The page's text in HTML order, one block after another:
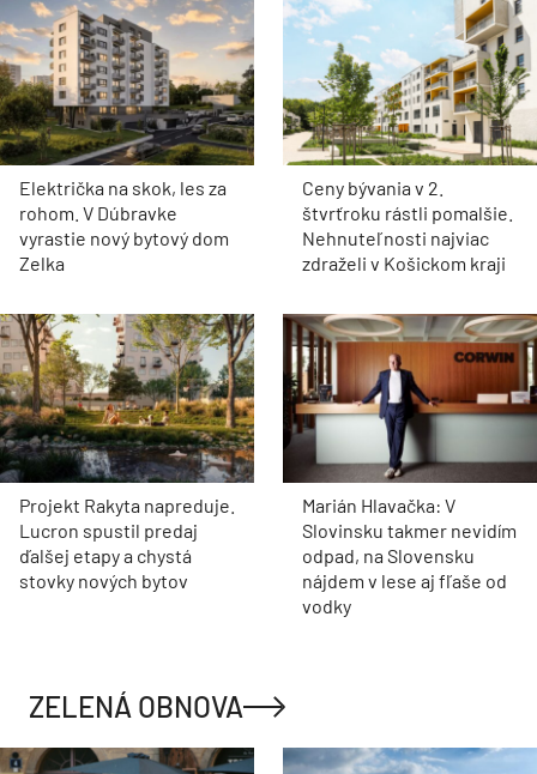
Električka na skok, les za
rohom. V Dúbravke
vyrastie nový bytový dom
Zelka
Ceny bývania v 2.
štvrťroku rástli pomalšie.
Nehnuteľnosti najviac
zdraželi v Košickom kraji
Projekt Rakyta napreduje.
Lucron spustil predaj
ďalšej etapy a chystá
stovky nových bytov
Marián Hlavačka: V
Slovinsku takmer nevidím
odpad, na Slovensku
nájdem v lese aj fľaše od
vodky
ZELENÁ OBNOVA